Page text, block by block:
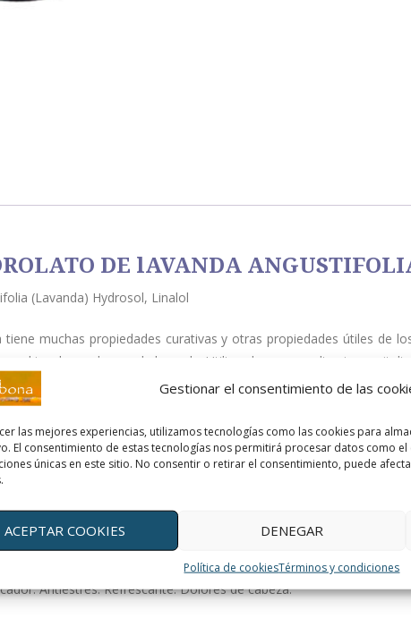
Gestionar el consentimiento de las
las mejores experiencias, utilizamos tecnologías como las cookies para
El consentimiento de estas tecnologías nos permitirá procesar datos como
únicas en este sitio. No consentir o retirar el consentimiento, puede
ACEPTAR COOKIES DENEGAR
Política de cookiesTérminos y condiciones
DE lAVANDA
(Lavanda) Hydrosol, Linalol
tiene muchas propiedades curativas y otras propiedades útiles de
al igual que el agua de lavanda. Utilice el agua para limpiar,
cansados después de los ejercicios, para eliminar el maquillaje,
Es cicatrizante, repelente, sedativo, antinflamatorio,
culinaria. Para prevención de piojos y pulgas, para quemaduras
Antiestrés. Refrescante. Dolores de cabeza.